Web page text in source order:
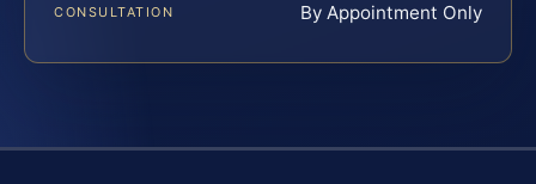
CONSULTATION By Appointment Only